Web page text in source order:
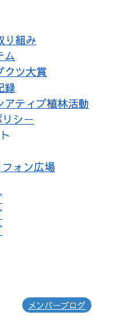
り組み
ム
クツ大賞
録
アティブ植林活動
シー
ォン広場
メンバーブログ